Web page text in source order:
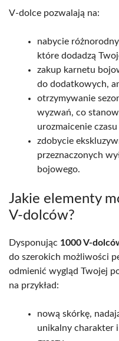
V-dolce pozwalają na:
nabycie
które dodadzą
zakup karnetu
do dodatkowych,
otrzymywanie
wyzwań, co
urozmaicenie
zdobycie
przeznaczonych
bojowego.
Jakie elementy
V-dolców?
Dysponując 1000 V-
do szerokich możliwości
odmienić wygląd Twojej
na przykład:
nową skórkę,
unikalny charakter